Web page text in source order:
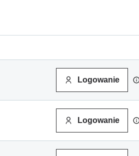
Logowanie
Logowanie